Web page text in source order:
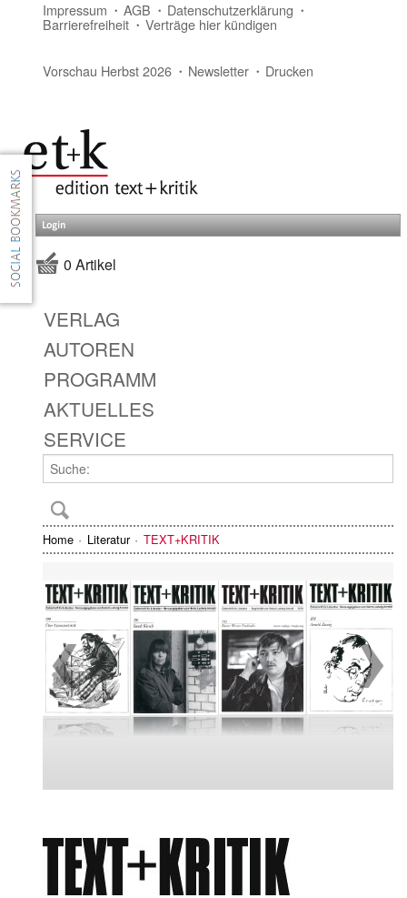
Impressum AGB Datenschutzerklärung
Barrierefreiheit Verträge hier kündigen
Vorschau Herbst 2026 Newsletter Drucken
Login
0 Artikel
VERLAG
AUTOREN
PROGRAMM
AKTUELLES
SERVICE
Home Literatur TEXT+KRITIK